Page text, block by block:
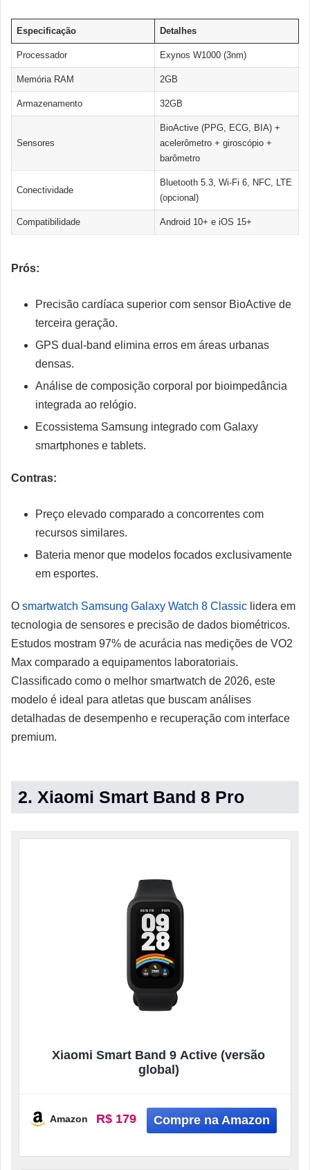
Especificação Detalhes
Processador Exynos W1000 (3nm)
Memória RAM 2GB
Armazenamento 32GB
Sensores
BioActive (PPG, ECG, BIA) +
acelerômetro + giroscópio +
barômetro
Conectividade
Bluetooth 5.3, Wi-Fi 6, NFC, LTE
(opcional)
Compatibilidade Android 10+ e iOS 15+
Prós:
Precisão cardíaca superior com sensor BioActive de
terceira geração.
GPS dual-band elimina erros em áreas urbanas
densas.
Análise de composição corporal por bioimpedância
integrada ao relógio.
Ecossistema Samsung integrado com Galaxy
smartphones e tablets.
Contras:
Preço elevado comparado a concorrentes com
recursos similares.
Bateria menor que modelos focados exclusivamente
em esportes.
O smartwatch Samsung Galaxy Watch 8 Classic lidera em
tecnologia de sensores e precisão de dados biométricos.
Estudos mostram 97% de acurácia nas medições de VO2
Max comparado a equipamentos laboratoriais.
Classificado como o melhor smartwatch de 2026, este
modelo é ideal para atletas que buscam análises
detalhadas de desempenho e recuperação com interface
premium.
2. Xiaomi Smart Band 8 Pro
Xiaomi Smart Band 9 Active (versão
global)
Amazon R$ 179